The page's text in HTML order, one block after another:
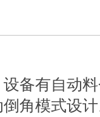
备有自动
角模式设